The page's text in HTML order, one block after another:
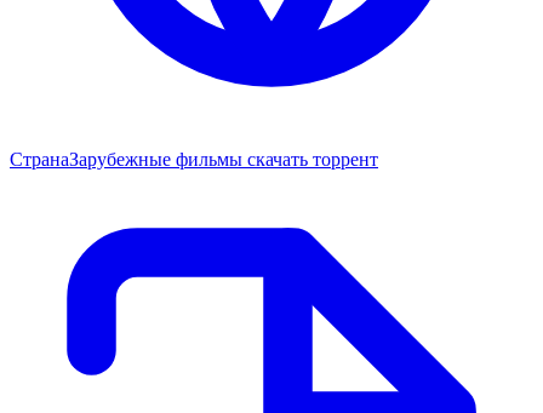
СтранаЗарубежные фильмы скачать торрент